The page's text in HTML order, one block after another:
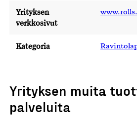
Yrityksen
verkkosivut
Kategoria
Yrityksen muita
palveluita